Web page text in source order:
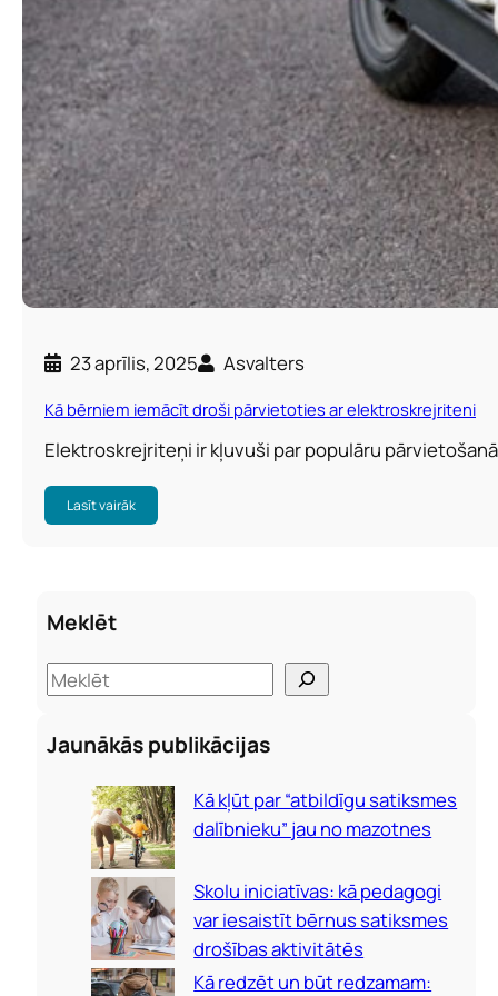
23 aprīlis, 2025 Asvalters
Kā bērniem iemācīt droši pārvietoties ar elektroskrejriteni
Elektroskrejriteņi ir kļuvuši par populāru
Lasīt vairāk
Meklēt
S
e
a
r
Jaunākās publikācijas
Kā kļūt par “atbildīgu satiksmes
dalībnieku” jau no mazotnes
Skolu iniciatīvas: kā pedagogi
var iesaistīt bērnus satiksmes
drošības aktivitātēs
Kā redzēt un būt redzamam: